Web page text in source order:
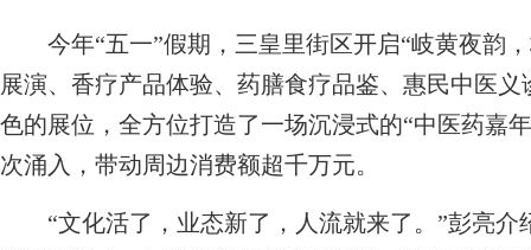
今年“五一”假期，三皇里街区开启“岐黄夜韵，
展演、香疗产品体验、药膳食疗品鉴、惠民中医
色的展位，全方位打造了一场沉浸式的“中医药嘉
次涌入，带动周边消费额超千万元。
“文化活了，业态新了，人流就来了。”彭亮介